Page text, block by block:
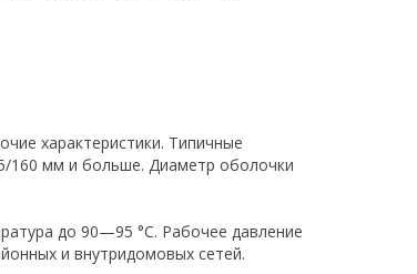
характеристики. Типичные
160 мм и больше. Диаметр оболочки
до 90—95 °C. Рабочее давление
и внутридомовых сетей.